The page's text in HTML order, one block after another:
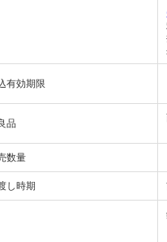
有効期限
品
数量
し時期